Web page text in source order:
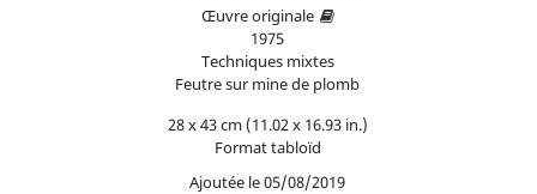
Œuvre originale
1975
Techniques mixtes
Feutre sur mine de plomb
28 x 43 cm (11.02 x 16.93 in.)
Format tabloïd
Ajoutée le 05/08/2019